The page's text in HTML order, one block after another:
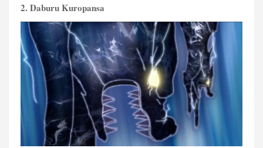
2. Daburu Kuropansa